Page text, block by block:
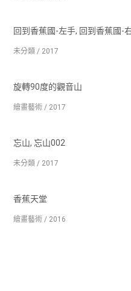
回到香蕉國-左手, 回到香蕉國-
未分類 / 2017
旋轉90度的觀音山
繪畫藝術 / 2017
忘山, 忘山002
未分類 / 2017
香蕉天堂
繪畫藝術 / 2016